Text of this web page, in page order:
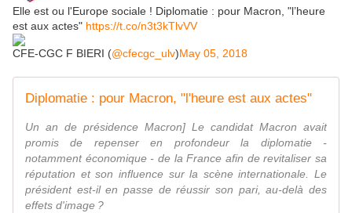
Elle est ou l'Europe sociale ! Diplomatie : pour Macron, "l’heure
est aux actes" https://t.co/n3t3kTlvVV
CFE-CGC F BIERI (@cfecgc_ulv)May 05, 2018
Diplomatie : pour Macron, "l'heure est aux actes"
Un an de présidence Macron] Le candidat Macron avait
promis de repenser en profondeur la diplomatie -
notamment économique - de la France afin de revitaliser sa
réputation et son influence sur la scène internationale. Le
président est-il en passe de réussir son pari, au-delà des
effets d'image ?